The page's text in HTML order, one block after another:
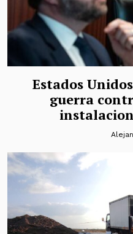
Estados
guerra